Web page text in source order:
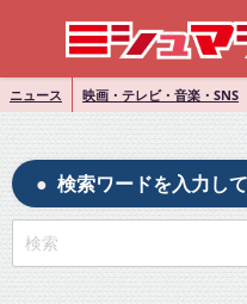
ニュース 映画・テレビ・音楽・SNS
検索ワードを入力し